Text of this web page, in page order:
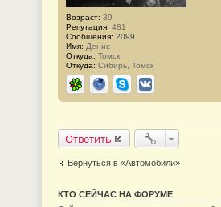
Возраст: 39
Репутация: 481
Сообщения: 2099
Имя: Денис
Откуда: Томск
Откуда: Сибирь, Томск
ICQ СайтSkypeВКонтакте
Ответить
Вернуться в «Автомобили»
КТО СЕЙЧАС НА ФОРУМЕ